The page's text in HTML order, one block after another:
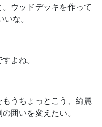
ウッドデッキを作って
な。
よね。
うちょっとこう、綺麗
囲いを変えたい。